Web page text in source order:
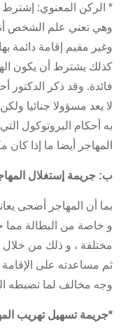
* الركن المعنوي: إشترط
وهي تعني علم الشخص
وغير مقيم إقامة دائمة
كذلك يشترط أن يكون
فائدة. وقد ذكر الدكتور
لا يعد مسؤولا جنائيا
به أحكام البروتوكول
المهاجر أيضا ما إذا كان
ب: جريمة إستغلال
بما أن المهاجر أضحى
و خاصة من البطالة مما
مختلفة ، و ذلك من خلال
ثم مساعدته على
وجه مخالف لما تضبطه
*جريمة تسهيل تهريب